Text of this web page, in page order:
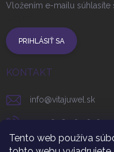
Tento web používa
Vložením e-mailu súhlasíte
PRIHLÁSIŤ SA
KONTAKT
info@vitajuwel.sk
+420 608 262 656
vitajuwel_czsr